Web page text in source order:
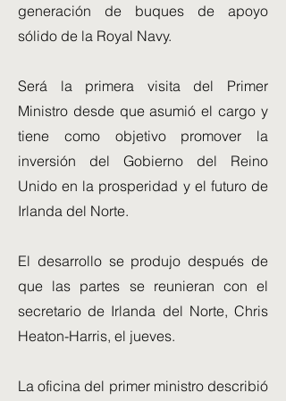
generación de buques de apoyo
sólido de la Royal Navy.
Será la primera visita del Primer
Ministro desde que asumió el cargo y
tiene como objetivo promover la
inversión del Gobierno del Reino
Unido en la prosperidad y el futuro de
Irlanda del Norte.
El desarrollo se produjo después de
que las partes se reunieran con el
secretario de Irlanda del Norte, Chris
Heaton-Harris, el jueves.
La oficina del primer ministro describió